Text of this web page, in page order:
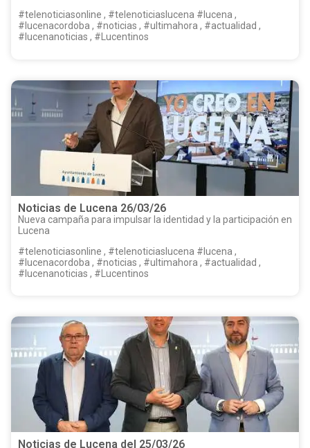
#telenoticiasonline , #telenoticiaslucena #lucena ,
#lucenacordoba , #noticias , #ultimahora , #actualidad ,
#lucenanoticias , #Lucentinos
Noticias de Lucena 26/03/26
Nueva campaña para impulsar la identidad y la participación en
Lucena
#telenoticiasonline , #telenoticiaslucena #lucena ,
#lucenacordoba , #noticias , #ultimahora , #actualidad ,
#lucenanoticias , #Lucentinos
Noticias de Lucena del 25/03/26